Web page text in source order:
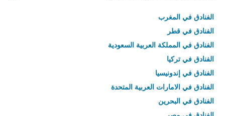
الفنادق في المغرب
الفنادق في قطر
الفنادق في المملكة العربية السعودية
الفنادق في تركيا
الفنادق في إندونيسيا
الفنادق في الامارات العربية المتحدة
الفنادق في البحرين